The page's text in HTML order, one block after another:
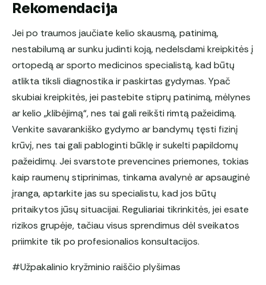
Rekomendacija
Jei po traumos jaučiate kelio skausmą, patinimą,
nestabilumą ar sunku judinti koją, nedelsdami kreipkitės į
ortopedą ar sporto medicinos specialistą, kad būtų
atlikta tiksli diagnostika ir paskirtas gydymas. Ypač
skubiai kreipkitės, jei pastebite stiprų patinimą, mėlynes
ar kelio „klibėjimą“, nes tai gali reikšti rimtą pažeidimą.
Venkite savarankiško gydymo ar bandymų tęsti fizinį
krūvį, nes tai gali pabloginti būklę ir sukelti papildomų
pažeidimų. Jei svarstote prevencines priemones, tokias
kaip raumenų stiprinimas, tinkama avalynė ar apsauginė
įranga, aptarkite jas su specialistu, kad jos būtų
pritaikytos jūsų situacijai. Reguliariai tikrinkitės, jei esate
rizikos grupėje, tačiau visus sprendimus dėl sveikatos
priimkite tik po profesionalios konsultacijos.
#Užpakalinio kryžminio raiščio plyšimas